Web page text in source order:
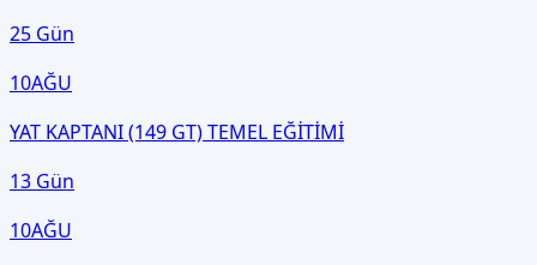
25 Gün
10AĞU
YAT KAPTANI (149 GT) TEMEL EĞİTİMİ
13 Gün
10AĞU